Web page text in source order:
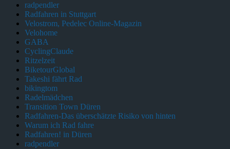
radpendler
Radfahren in Stuttgart
Velostrom, Pedelec Online-Magazin
Velohome
GABA
CyclingClaude
Ritzelzeit
BiketourGlobal
Takeshi fährt Rad
bikingtom
Radelmädchen
Transition Town Düren
Radfahren-Das überschätzte Risiko von hinten
Warum ich Rad fahre
Radfahren! in Düren
radpendler